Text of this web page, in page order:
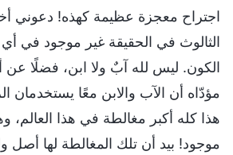
اجتراح معجزة عظيمة كهذه! دعوني
الثالوث في الحقيقة غير موجود في
الكون. ليس لله آبٌ ولا ابن، فضلًا عن
مؤدّاه أن الآب والابن معًا يستخدمان
هذا كله أكبر مغالطة في هذا العالم،
موجود! بيد أن تلك المغالطة لها